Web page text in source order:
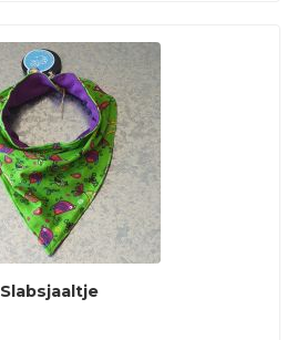
Slabsjaaltje